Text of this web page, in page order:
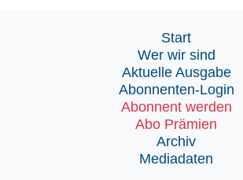
Start
Wer wir sind
Aktuelle Ausgabe
Abonnenten-Login
Abonnent werden
Abo Prämien
Archiv
Mediadaten